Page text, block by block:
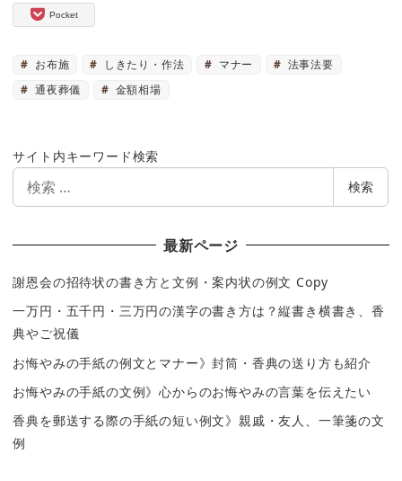
Pocket
お布施 しきたり・作法 マナー
法事法要
通夜葬儀
金額相場
サイト内キーワード検索
索
検索
最新ページ
謝恩会の招待状の書き方と文例・案内状の例文 Copy
一万円・五千円・三万円の漢字の書き方は？縦書き横書き、香
典やご祝儀
お悔やみの手紙の例文とマナー》封筒・香典の送り方も紹介
お悔やみの手紙の文例》心からのお悔やみの言葉を伝えたい
香典を郵送する際の手紙の短い例文》親戚・友人、一筆箋の文
例